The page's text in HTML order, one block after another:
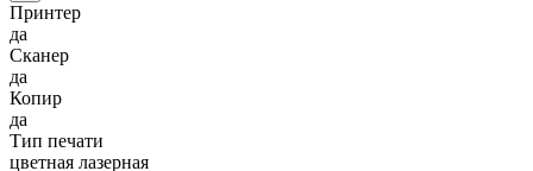
Принтер
да
Сканер
да
Копир
да
Тип печати
цветная лазерная